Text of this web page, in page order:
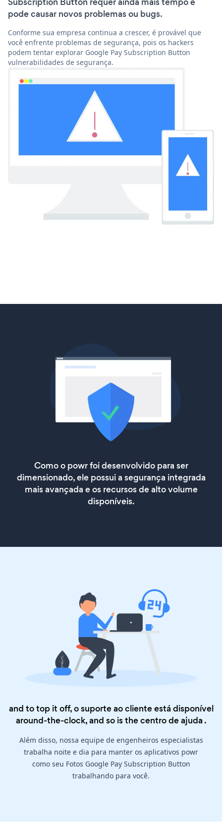
pode causar novos problemas ou bugs.
Conforme sua empresa continua a crescer, é provável que
você enfrente problemas de segurança, pois os hackers
podem tentar explorar Google Pay Subscription Button
vulnerabilidades de segurança.
Como o powr foi desenvolvido para ser
dimensionado, ele possui a segurança integrada
mais avançada e os recursos de alto volume
disponíveis.
and to top it off, o suporte ao cliente está disponível
around-the-clock, and so is thecentro de ajuda .
Além disso, nossa equipe de engenheiros especialistas
trabalha noite e dia para manter os aplicativos powr
como seu Fotos Google Pay Subscription Button
trabalhando para você.